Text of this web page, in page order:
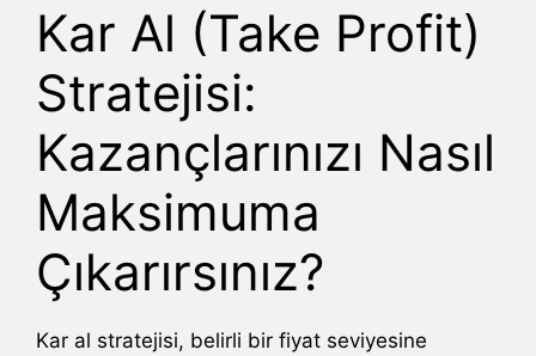
Kar Al (Take Profit)
Stratejisi:
Kazançlarınızı Nasıl
Maksimuma
Çıkarırsınız?
Kar al stratejisi, belirli bir fiyat seviyesine